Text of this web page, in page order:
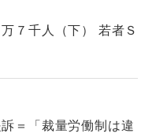
７千人（下） 若者Ｓ
＝「裁量労働制は違